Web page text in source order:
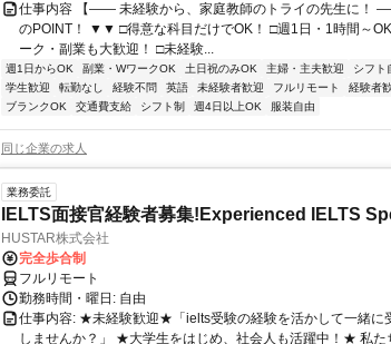
仕事内容 【―― 未経験から、家庭教師のトライの先生に！
のPOINT！ ▼▼ □得意な科目だけでOK！ □週1日・1時間～
ーク・副業も大歓迎！ □未経験...
週1日からOK 副業・WワークOK 土日祝のみOK 主婦・主夫歓迎 シフト
学生歓迎
転勤なし 経験不問 英語 未経験者歓迎 フルリモート 経験者
ブランクOK
交通費支給 シフト制 週4日以上OK 服装自由
同じ企業の求人
業務委託
IELTS面接官経験者募集!Experienced IELTS
HUSTAR株式会社
完全歩合制
フルリモート
勤務時間・曜日: 自由
仕事内容: ★未経験歓迎★「ielts受験の経験を活かして一緒に
しませんか？」 ★大学生をはじめ、社会人も活躍中！★ 私た